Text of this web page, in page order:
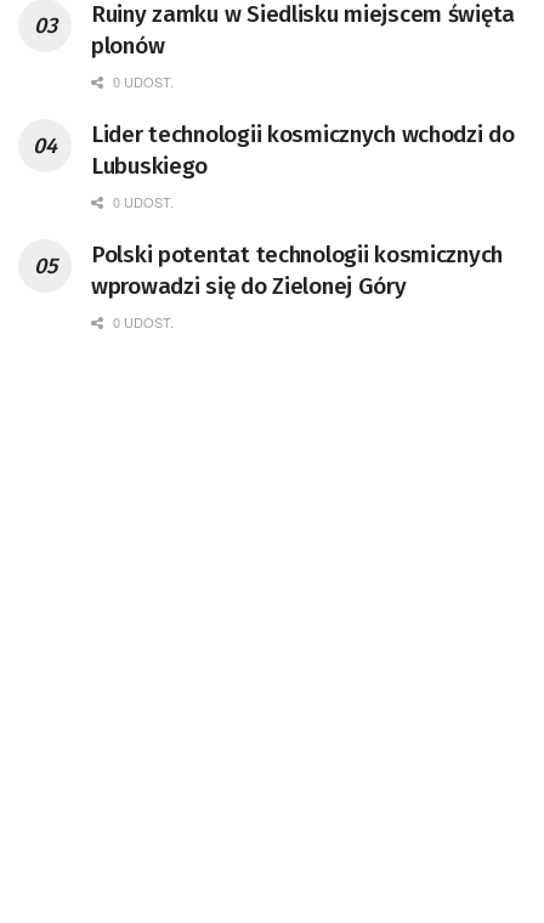
doktor habilitowany nauk fizycznych,
koordynator Rady Sektorowej ds.
Kompetencji Przemysłu Lotniczo-
Badań Kosmicznych i Satelitarnych PAN.
Ruiny zamku w Siedlisku miejscem święta
plonów
0 UDOST.
Lider technologii kosmicznych wchodzi do
Lubuskiego
0 UDOST.
Polski potentat technologii kosmicznych
wprowadzi się do Zielonej Góry
0 UDOST.